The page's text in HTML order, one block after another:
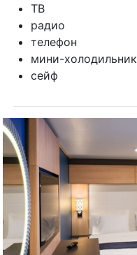
ТВ
радио
телефон
мини-холодильник
сейф